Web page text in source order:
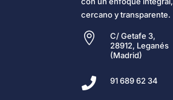
cercano y transparente.

C/ Getafe 3,
28912, Leganés
(Madrid)
 91 689 62 34